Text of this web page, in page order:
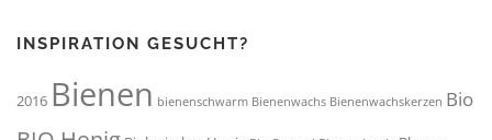
INSPIRATION GESUCHT?
2016 Bienen bienenschwarm Bienenwachs Bienenwachskerzen Bio